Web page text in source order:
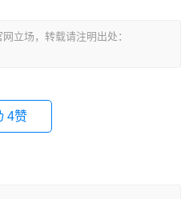
立场，转载请注明出处：
4赞